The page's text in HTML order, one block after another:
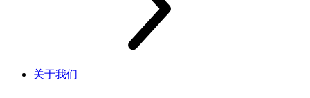
关于我们